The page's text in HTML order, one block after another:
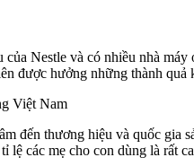
Nestle và có nhiều nhà
được hưởng những thành quả
đến thương hiệu và quốc
lệ các mẹ cho con dùng là rất